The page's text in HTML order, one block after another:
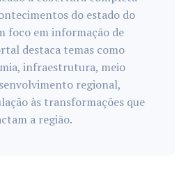
do estado do
foco em informação de
destaca temas como
infraestrutura, meio
regional,
às transformações que
a região.